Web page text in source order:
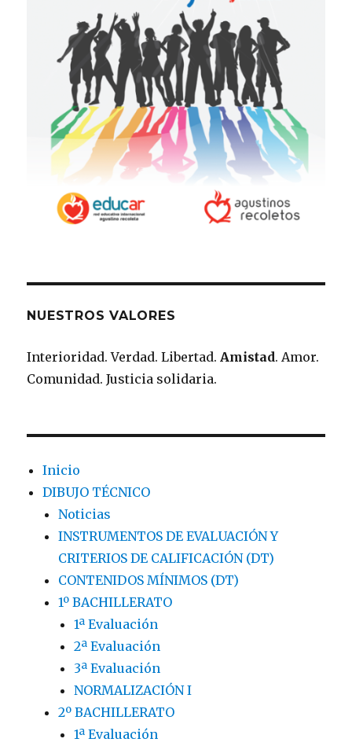
NUESTROS VALORES
Interioridad. Verdad. Libertad.Amistad. Amor.
Comunidad. Justicia solidaria.
Inicio
DIBUJO TÉCNICO
Noticias
INSTRUMENTOS DE EVALUACIÓN Y
CRITERIOS DE CALIFICACIÓN (DT)
CONTENIDOS MÍNIMOS (DT)
1º BACHILLERATO
1ª Evaluación
2ª Evaluación
3ª Evaluación
NORMALIZACIÓN I
2º BACHILLERATO
1ª Evaluación